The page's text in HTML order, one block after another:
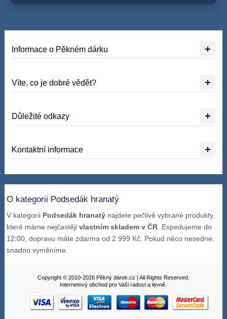
Informace o Pěkném dárku
Víte, co je dobré vědět?
Důležité odkazy
Kontaktní informace
O kategorii Podsedák hranatý
V kategorii Podsedák hranatý najdete pečlivě vybrané produkty,
které máme nejčastějivlastním skladem v ČR . Expedujeme do
12:00, dopravu máte zdarma od 2 999 Kč. Pokud něco nesedne,
snadno vyměníme.
Copyright © 2010-2026 Pěkný dárek.cz | All Rights Reserved.
Internetový obchod pro Vaši radost a levně.